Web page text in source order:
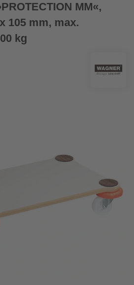
MM«,
105 mm, max.
kg